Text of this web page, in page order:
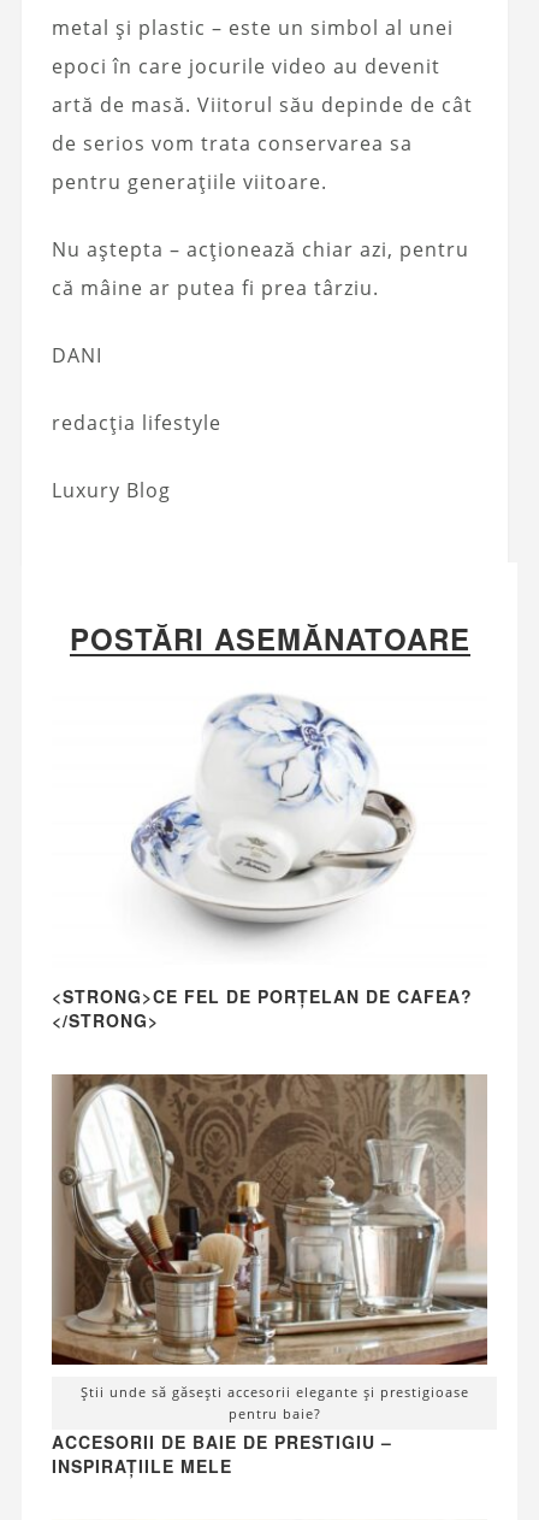
metal și plastic – este un simbol al unei
epoci în care jocurile video au devenit
artă de masă. Viitorul său depinde de cât
de serios vom trata conservarea sa
pentru generațiile viitoare.
Nu aștepta – acționează chiar azi, pentru
că mâine ar putea fi prea târziu.
DANI
redacția lifestyle
Luxury Blog
POSTĂRI ASEMĂNATOARE
<STRONG>CE FEL DE PORȚELAN DE CAFEA?
</STRONG>
Știi unde să găsești accesorii elegante și prestigioase
pentru baie?
ACCESORII DE BAIE DE PRESTIGIU –
INSPIRAȚIILE MELE